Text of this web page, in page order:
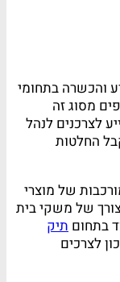
והכשרה בתחומי
מסוג זה
לצרכנים לנהל
החלטות
של מוצרי
של משקי בית
בתחום תיק
לצרכים